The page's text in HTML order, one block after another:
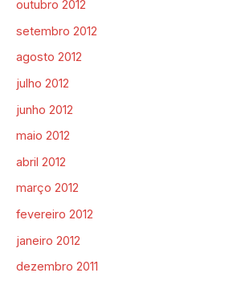
outubro 2012
setembro 2012
agosto 2012
julho 2012
junho 2012
maio 2012
abril 2012
março 2012
fevereiro 2012
janeiro 2012
dezembro 2011